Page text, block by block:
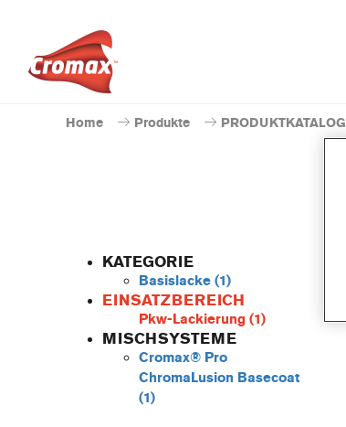
Home Produkte PRODUKTKATALOG
KATEGORIE
Basislacke (1)
EINSATZBEREICH
Pkw-Lackierung (1)
MISCHSYSTEME
Cromax® Pro
ChromaLusion Basecoat
(1)